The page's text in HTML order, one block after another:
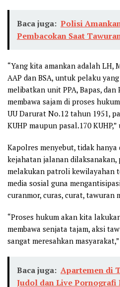
Baca juga: Polisi
Pembacokan Saat
“Yang kita amankan adalah LH,
AAP dan BSA, untuk pelaku
melibatkan unit PPA, Bapas, dan
membawa sajam di proses
UU Darurat No.12 tahun 1951,
KUHP maupun pasal.170
Kapolres menyebut, tidak
kejahatan jalanan
melakukan patroli kewilayahan
media sosial guna
curanmor, curas, curat, tawuran
“Proses hukum akan kita
membawa senjata tajam, aksi
sangat meresahkan
Baca juga: Apartemen di
Judol dan Live